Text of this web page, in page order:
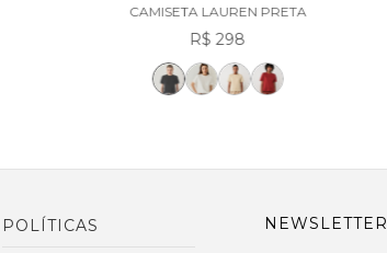
CAMISETA LAUREN PRETA
R$ 298
POLÍTICAS NEWSLETTER